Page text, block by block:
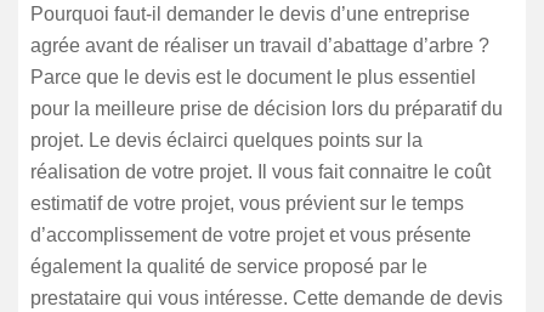
Pourquoi faut-il demander le devis d’une entreprise
agrée avant de réaliser un travail d’abattage d’arbre ?
Parce que le devis est le document le plus essentiel
pour la meilleure prise de décision lors du préparatif du
projet. Le devis éclairci quelques points sur la
réalisation de votre projet. Il vous fait connaitre le coût
estimatif de votre projet, vous prévient sur le temps
d’accomplissement de votre projet et vous présente
également la qualité de service proposé par le
prestataire qui vous intéresse. Cette demande de devis